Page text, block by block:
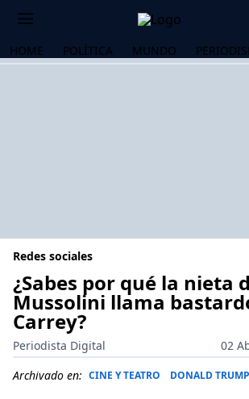
HOME POLÍTICA MUNDO
Redes sociales
¿Sabes por qué la nieta
Mussolini llama
Carrey?
Periodista Digital
02
Archivado en: CINE Y TEATRO DONALD TRUMP